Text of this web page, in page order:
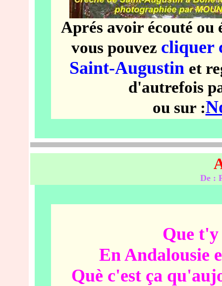
Aprés avoir écouté
vous pouvez cliquer
Saint-Augustin et
d'autrefois
ou sur :
De :
Que t'y
En Andalousie
Què c'est ça